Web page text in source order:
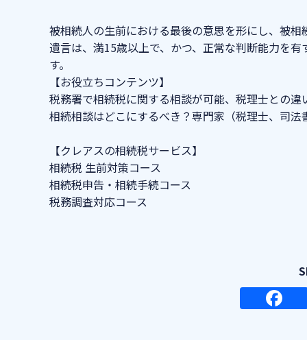
被相続人の生前における最後の意思を形にし、被相
遺言は、満15歳以上で、かつ、正常な判断能力を
す。
【お役立ちコンテンツ】
税務署で相続税に関する相談が可能、税理士との違
相続相談はどこにするべき？専門家（税理士、司法
【クレアスの相続税サービス】
相続税 生前対策コース
相続税申告・相続手続コース
税務調査対応コース